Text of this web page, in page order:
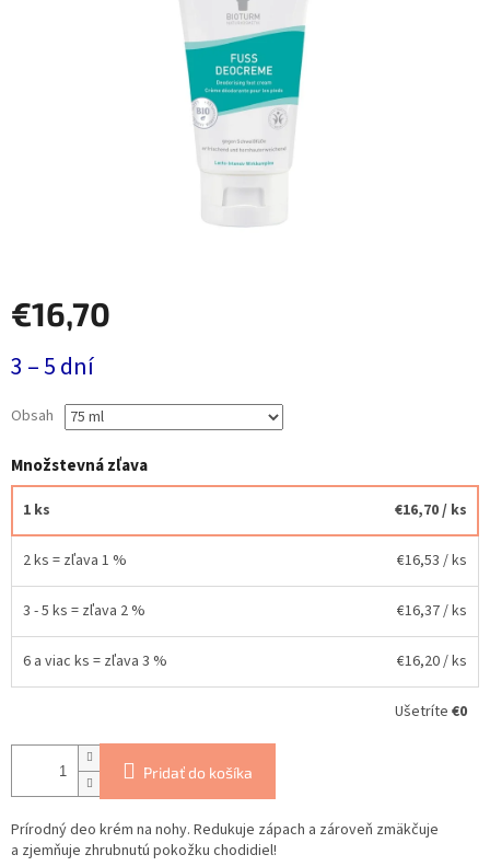
€16,70
cena:
3 – 5 dní
Obsah
Množstevná zľava
1 ks €16,70/ ks
2 ks = zľava 1 % €16,53 / ks
3 - 5 ks = zľava 2 % €16,37/ ks
6 a viac ks = zľava 3 % €16,20/ ks
Ušetríte €0
Pridať do košíka
Prírodný deo krém na nohy. Redukuje zápach a zároveň zmäkčuje
a zjemňuje zhrubnutú pokožku chodidiel!